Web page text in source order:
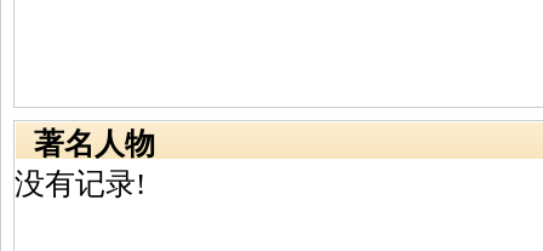
著名人物
没有记录!